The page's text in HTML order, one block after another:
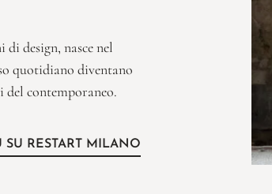
design, nasce nel
quotidiano diventano
contemporaneo.
SU RESTART MILANO